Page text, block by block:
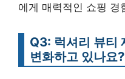
에게 매력적인 쇼핑 경
Q3: 럭셔리 뷰티
변화하고 있나요?